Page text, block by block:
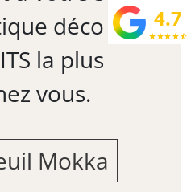
déco
la plus
vous.
Mokka
4.7
star starstar star star_half